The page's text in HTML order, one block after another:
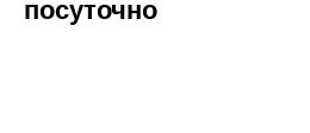
посуточно